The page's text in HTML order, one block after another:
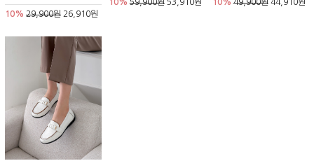
10% 29,900원 26,910원
10% 59,900원53,910원 10% 49,900원44,910원